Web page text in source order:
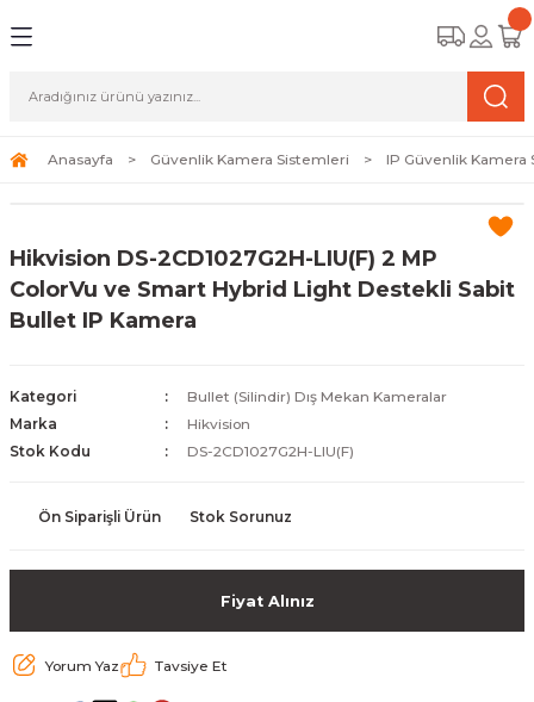
Sistemleri
Sistemleri (Network Kameraları)
ve Depolama Çözümleri
ve Bağlantı Kabloları
Kamera Lisansları
Güvenlik
Duvarı) Cihazları
Ağ Yönlendiricileri
Fi) ve Access Point Ürünleri
Antivirüs Yazılımları
ve Depolama Ürünleri
SSD
Kurtarma
Merkezi Altyapısı
Anasayfa Güvenlik Kamera Sistemleri IP Güvenlik Kamera
Hikvision DS-2CD1027G2H-LIU(F) 2 MP
ColorVu ve Smart Hybrid Light Destekli Sabit
Bullet IP Kamera
Kategori
Bullet (Silindir) Dış Mekan Kameralar
Marka
Hikvision
Stok Kodu
DS-2CD1027G2H-LIU(F)
Ön Siparişli Ürün Stok Sorunuz
Fiyat Alınız
Yorum Yaz Tavsiye Et